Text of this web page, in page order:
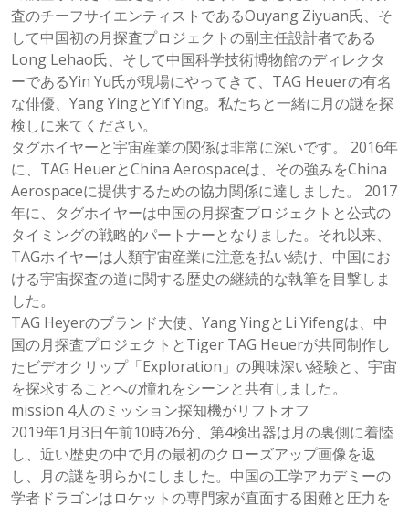
査のチーフサイエンティストであるOuyang Ziyuan氏、そ
して中国初の月探査プロジェクトの副主任設計者である
Long Lehao氏、そして中国科学技術博物館のディレクタ
ーであるYin Yu氏が現場にやってきて、TAG Heuerの有名
な俳優、Yang YingとYif Ying。私たちと一緒に月の謎を探
検しに来てください。
タグホイヤーと宇宙産業の関係は非常に深いです。 2016年
に、TAG HeuerとChina Aerospaceは、その強みをChina
Aerospaceに提供するための協力関係に達しました。 2017
年に、タグホイヤーは中国の月探査プロジェクトと公式の
タイミングの戦略的パートナーとなりました。それ以来、
TAGホイヤーは人類宇宙産業に注意を払い続け、中国にお
ける宇宙探査の道に関する歴史の継続的な執筆を目撃しま
した。
TAG Heyerのブランド大使、Yang YingとLi Yifengは、中
国の月探査プロジェクトとTiger TAG Heuerが共同制作し
たビデオクリップ「Exploration」の興味深い経験と、宇宙
を探求することへの憧れをシーンと共有しました。
mission 4人のミッション探知機がリフトオフ
2019年1月3日午前10時26分、第4検出器は月の裏側に着陸
し、近い歴史の中で月の最初のクローズアップ画像を返
し、月の謎を明らかにしました。中国の工学アカデミーの
学者ドラゴンはロケットの専門家が直面する困難と圧力を